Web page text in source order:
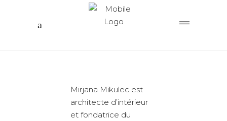
Mirjana Mikulec est
architecte d’intérieur
et fondatrice du